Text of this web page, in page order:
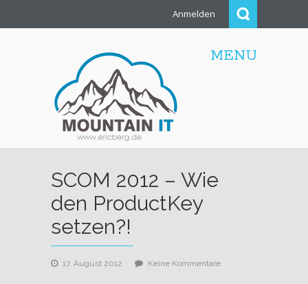
Anmelden
MENU
SCOM 2012 – Wie
den ProductKey
setzen?!
17. August 2012 Keine Kommentarezu